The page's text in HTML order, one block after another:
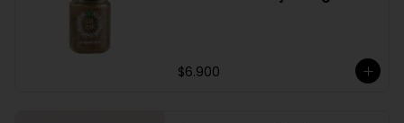
$6.900